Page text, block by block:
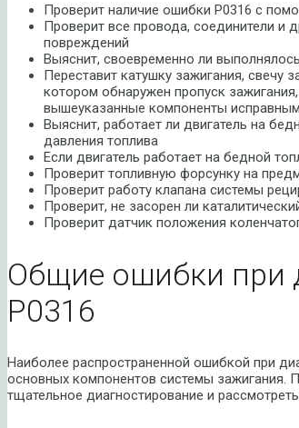
Проверит наличие ошибки P0316 с
Проверит все провода, соединители и
повреждений
Выяснит, своевременно ли
Переставит катушку зажигания, свечу
котором обнаружен пропуск
вышеуказанные компоненты
Выяснит, работает ли двигатель на
давления топлива
Если двигатель работает на бедной
Проверит топливную форсунку на
Проверит работу клапана системы
Проверит, не засорен ли
Проверит датчик положения
Общие ошибки при
P0316
Наиболее распространенной ошибкой при
основных компонентов системы зажигания.
тщательное диагностирование и